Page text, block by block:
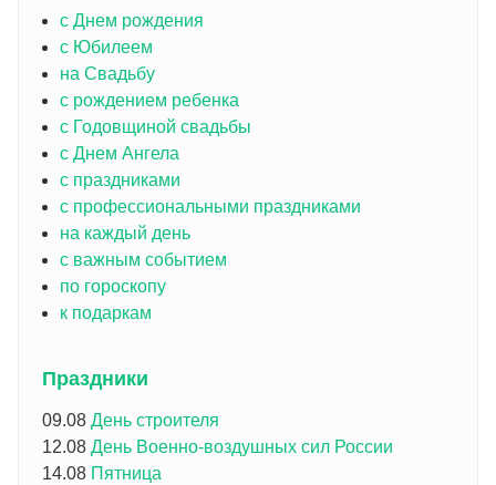
с Днем рождения
с Юбилеем
на Свадьбу
с рождением ребенка
с Годовщиной свадьбы
с Днем Ангела
с праздниками
с профессиональными праздниками
на каждый день
с важным событием
по гороскопу
к подаркам
Праздники
09.08 День строителя
12.08 День Военно-воздушных сил России
14.08 Пятница